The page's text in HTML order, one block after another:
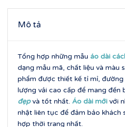
Mô tả
Tổng hợp những mẫu áo dài
dạng mẫu mã, chất liệu và màu
phẩm được thiết kế tỉ mỉ,
lượng vải cao cấp để mang đến
đẹpvà tốt nhất. Áo dài mới với
nhật liên tục để đảm bảo khách
hợp thời trang nhất.